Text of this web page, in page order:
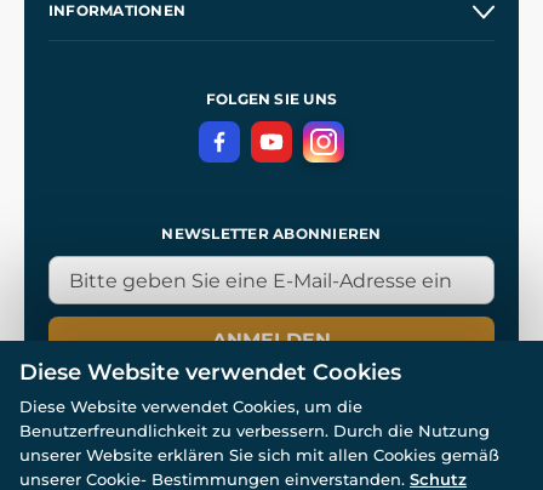
Kontakt
INFORMATIONEN
DatenschutzerklärungFOLGEN SIE UNS
NEWSLETTER ABONNIEREN
ANMELDEN
© Alle Rechte vorbehalten. www.wulflund.de 2007-2026.
Diese Website verwendet Cookies
Diese Website verwendet Cookies, um die
Benutzerfreundlichkeit zu verbessern. Durch die Nutzung
unserer Website erklären Sie sich mit allen Cookies gemäß
unserer Cookie- Bestimmungen einverstanden. Schutz